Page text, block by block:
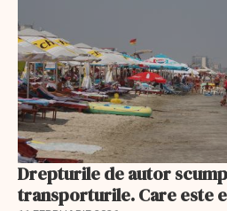
Drepturile de autor
transporturile. Care este